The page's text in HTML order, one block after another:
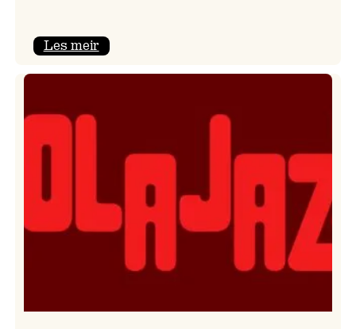
Les meir: